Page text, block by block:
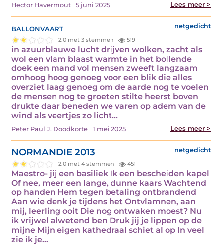
Hector Havermout 5 juni 2025 Lees meer >
ballonvaart netgedicht
2.0 met 3 stemmen 519
in azuurblauwe lucht drijven wolken, zacht als
wol een vlam blaast warmte in het bollende
doek een mand vol mensen zweeft langzaam
omhoog hoog genoeg voor een blik die alles
overziet laag genoeg om de aarde nog te voelen
de mensen nog te groeten stilte heerst boven
drukte daar beneden we varen op adem van de
wind als veertjes zo licht…
Peter Paul J. Doodkorte 1 mei 2025 Lees meer >
NORMANDIE 2013 netgedicht
2.0 met 4 stemmen 451
Maestro- jij een basiliek Ik een bescheiden kapel
Of nee, meer een lange, dunne kaars Wachtend
op handen Hem tegen betaling ontbrandend
Aan wie denk je tijdens het Ontvlamnen, aan
mij, leerling ooit Die nog ontwaken moest? Nu
ik vrijwel alwetend ben Druk jij je lippen op de
mijne Mijn eigen kathedraal schiet al op In veel
zie ik je…